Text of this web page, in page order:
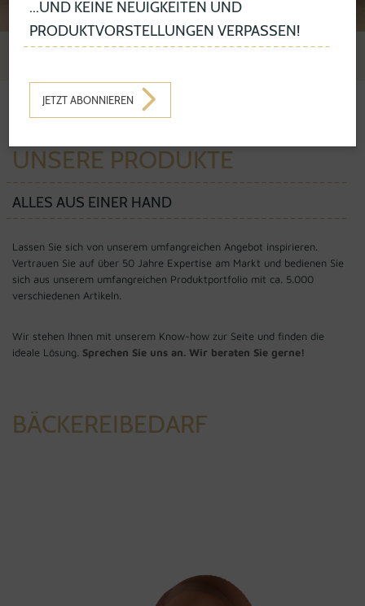
PRODUKTE
UNSERE PRODUKTE
ALLES AUS EINER HAND
Lassen Sie sich von unserem umfangreichen Angebot inspirieren.
Vertrauen Sie auf über 50 Jahre Expertise am Markt und bedienen Sie
sich aus unserem umfangreichen Produktportfolio mit ca. 5.000
verschiedenen Artikeln.
Wir stehen Ihnen mit unserem Know-how zur Seite und finden die
ideale Lösung. Sprechen Sie uns an. Wir beraten Sie gerne!
BÄCKEREIBEDARF
...UND KEINE NEUIGKEITEN UND
PRODUKTVORSTELLUNGEN VERPASSEN!
JETZT ABONNIEREN